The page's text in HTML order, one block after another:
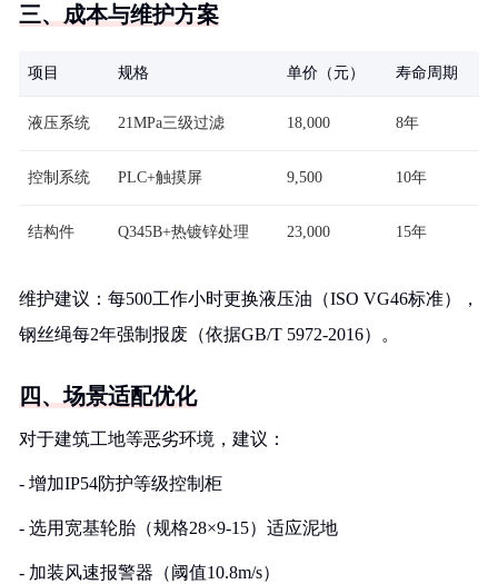
三、成本与维护方案
项目 规格 单价（元） 寿命周期
液压系统 21MPa三级过滤 18,000 8年
控制系统 PLC+触摸屏 9,500 10年
结构件 Q345B+热镀锌处理 23,000 15年
维护建议：每500工作小时更换液压油（ISO VG46标准），
钢丝绳每2年强制报废（依据GB/T 5972-2016）。
四、场景适配优化
对于建筑工地等恶劣环境，建议：
- 增加IP54防护等级控制柜
- 选用宽基轮胎（规格28×9-15）适应泥地
- 加装风速报警器（阈值10.8m/s）